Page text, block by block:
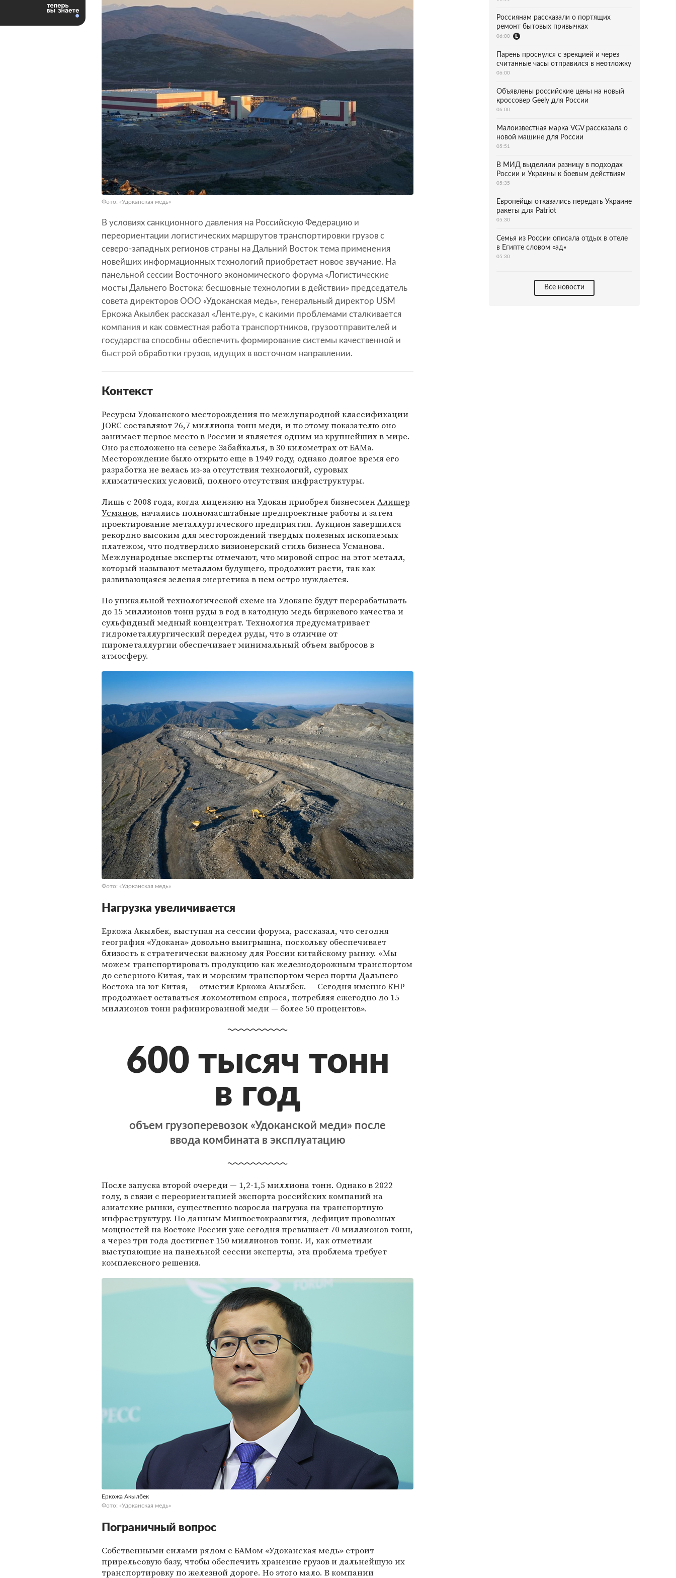
Фото: «Удоканская медь»
В условиях санкционного давления на Российскую Федерацию и
переориентации логистических маршрутов транспортировки грузов с
северо-западных регионов страны на Дальний Восток тема применения
новейших информационных технологий приобретает новое звучание. На
панельной сессии Восточного экономического форума «Логистические
мосты Дальнего Востока: бесшовные технологии в действии» председатель
совета директоров ООО «Удоканская медь», генеральный директор USM
Еркожа Акылбек рассказал «Ленте.ру», с какими проблемами сталкивается
компания и как совместная работа транспортников, грузоотправителей и
государства способны обеспечить формирование системы качественной и
быстрой обработки грузов, идущих в восточном направлении.
Контекст
Ресурсы Удоканского месторождения по международной классификации
JORC составляют 26,7 миллиона тонн меди, и по этому показателю оно
занимает первое место в России и является одним из крупнейших в мире.
Оно расположено на севере Забайкалья, в 30 километрах от БАМа.
Месторождение было открыто еще в 1949 году, однако долгое время его
разработка не велась из-за отсутствия технологий, суровых
климатических условий, полного отсутствия инфраструктуры.
Лишь с 2008 года, когда лицензию на Удокан приобрел бизнесменАлишер
Усманов, начались полномасштабные предпроектные работы и затем
проектирование металлургического предприятия. Аукцион завершился
рекордно высоким для месторождений твердых полезных ископаемых
платежом, что подтвердило визионерский стиль бизнеса Усманова.
Международные эксперты отмечают, что мировой спрос на этот металл,
который называют металлом будущего, продолжит расти, так как
развивающаяся зеленая энергетика в нем остро нуждается.
По уникальной технологической схеме на Удокане будут перерабатывать
до 15 миллионов тонн руды в год в катодную медь биржевого качества и
сульфидный медный концентрат. Технология предусматривает
гидрометаллургический передел руды, что в отличие от
пирометаллургии обеспечивает минимальный объем выбросов в
атмосферу.
Фото: «Удоканская медь»
Нагрузка увеличивается
Еркожа Акылбек, выступая на сессии форума, рассказал, что сегодня
география «Удокана» довольно выигрышна, поскольку обеспечивает
близость к стратегически важному для России китайскому рынку. «Мы
можем транспортировать продукцию как железнодорожным транспортом
до северного Китая, так и морским транспортом через порты Дальнего
Востока на юг Китая, — отметил Еркожа Акылбек. — Сегодня именно КНР
продолжает оставаться локомотивом спроса, потребляя ежегодно до 15
миллионов тонн рафинированной меди — более 50 процентов».
600 тысяч тонн
в год
объем грузоперевозок «Удоканской меди» после
ввода комбината в эксплуатацию
После запуска второй очереди — 1,2-1,5 миллиона тонн. Однако в 2022
году, в связи с переориентацией экспорта российских компаний на
азиатские рынки, существенно возросла нагрузка на транспортную
инфраструктуру. По даннымМинвостокразвития, дефицит провозных
мощностей на Востоке России уже сегодня превышает 70 миллионов тонн,
а через три года достигнет 150 миллионов тонн. И, как отметили
выступающие на панельной сессии эксперты, эта проблема требует
комплексного решения.
Еркожа Акылбек
Фото: «Удоканская медь»
Пограничный вопрос
Собственными силами рядом с БАМом «Удоканская медь» строит
прирельсовую базу, чтобы обеспечить хранение грузов и дальнейшую их
транспортировку по железной дороге. Но этого мало. В компании
Россиянам рассказали о портящих
ремонт бытовых привычках
06:00
Парень проснулся с эрекцией и через
считанные часы отправился в неотложку
06:00
Объявлены российские цены на новый
кроссовер Geely для России
06:00
Малоизвестная марка VGV рассказала о
новой машине для России
05:51
В МИД выделили разницу в подходах
России и Украины к боевым действиям
05:35
Европейцы отказались передать Украине
ракеты для Patriot
05:30
Семья из России описала отдых в отеле
в Египте словом «ад»
05:30
Все новости